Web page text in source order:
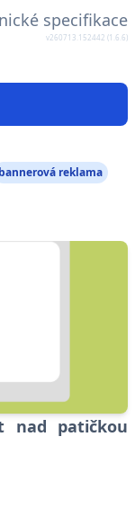
specifikace
v260713.152442 (1.6.6)
bannerová reklama
nad patičkou